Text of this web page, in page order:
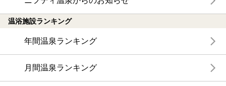
温浴施設ランキング
年間温泉ランキング
月間温泉ランキング